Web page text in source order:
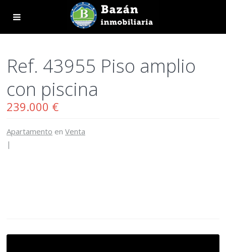
Ref. 43955 Piso amplio
con piscina
239.000 €
Apartamento en Venta
|